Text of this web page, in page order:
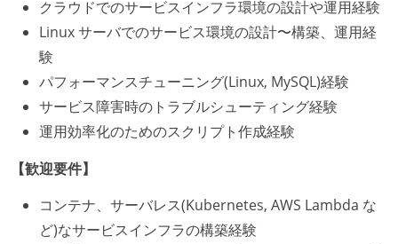
クラウドでのサービスインフラ環境の設計や運用経験
Linux サーバでのサービス環境の設計〜構築、運用経
験
パフォーマンスチューニング(Linux, MySQL)経験
サービス障害時のトラブルシューティング経験
運用効率化のためのスクリプト作成経験
【歓迎要件】
コンテナ、サーバレス(Kubernetes, AWS Lambda な
ど)なサービスインフラの構築経験